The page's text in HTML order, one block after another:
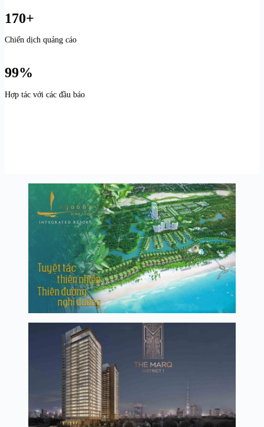
170+
Chiến dịch quảng cáo
99%
Hợp tác với các đầu báo